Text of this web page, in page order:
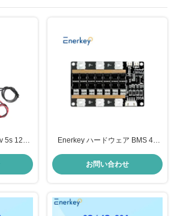
5s 12v
ンス
Enerkey ハードウェア BMS 4S
ン Lto バッテリー パック BMS 太
陽光発電の貯蔵用
お問い合わせ